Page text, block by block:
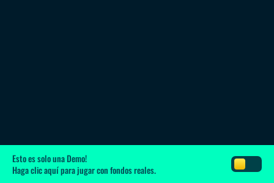
Esto es solo una Demo!
Haga clic aquípara jugar con fondos reales.